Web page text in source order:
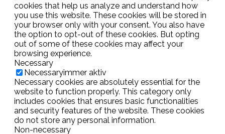
cookies that help us analyze and understand how
you use this website. These cookies will be stored in
your browser only with your consent. You also have
the option to opt-out of these cookies. But opting
out of some of these cookies may affect your
browsing experience.
Necessary
Necessaryimmer aktiv
Necessary cookies are absolutely essential for the
website to function properly. This category only
includes cookies that ensures basic functionalities
and security features of the website. These cookies
do not store any personal information.
Non-necessary